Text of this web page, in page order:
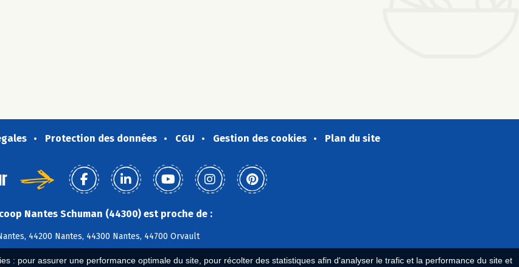
: pour assurer une performance optimale du site, pour récolter des statistiques afin d'analyser le trafic et la performance du site et
Protection des données CGU Gestion des cookies Plan du site
Nantes Schuman (44300) est proche de :
44200 Nantes, 44300 Nantes, 44700 Orvault